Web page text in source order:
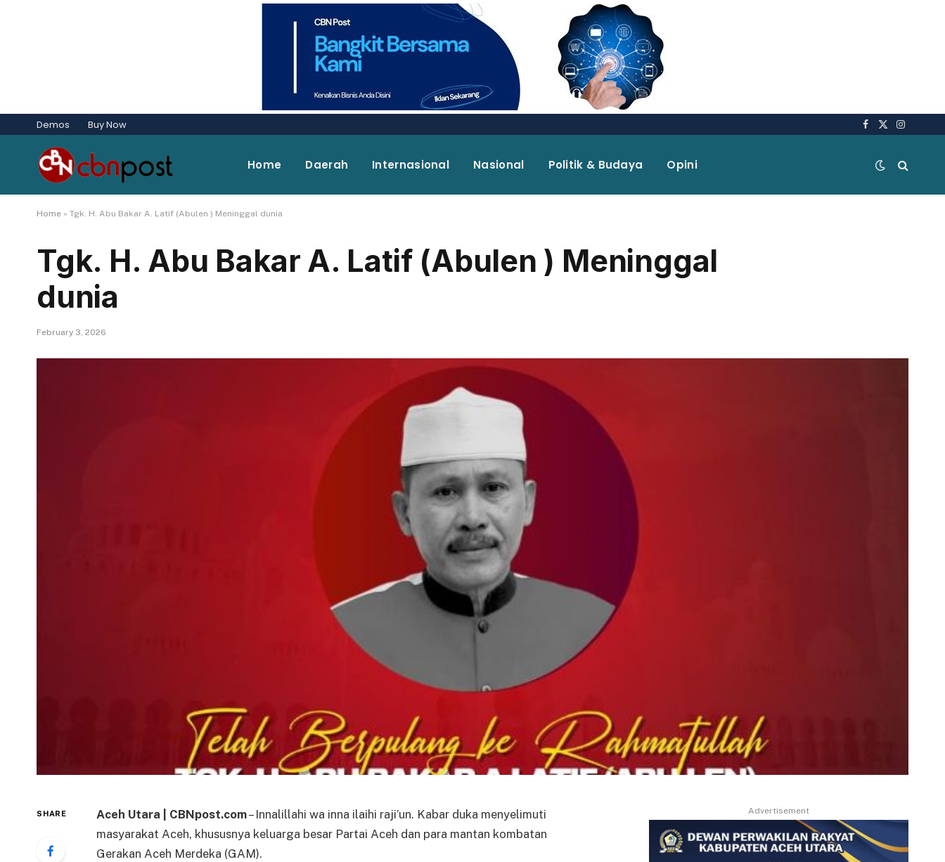
Demos Buy Now Facebook
X
Home Daerah Internasional Nasional Politik & Budaya Opini
Home » Tgk. H. Abu Bakar A. Latif (Abulen ) Meninggal dunia
Tgk. H. Abu Bakar A. Latif (Abulen ) Meninggal
dunia
February 3, 2026
SHARE Aceh Utara | CBNpost.com– Innalillahi wa inna ilaihi raji’un. Kabar duka menyelimuti
masyarakat Aceh, khususnya keluarga besar Partai Aceh dan para mantan kombatan
Gerakan Aceh Merdeka (GAM).
Advertisement